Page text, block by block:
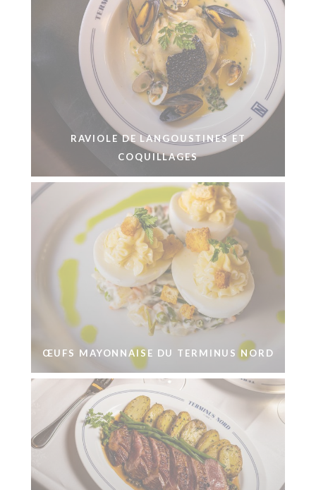
RAVIOLE DE LANGOUSTINES ET
COQUILLAGES
ŒUFS MAYONNAISE DU TERMINUS NORD